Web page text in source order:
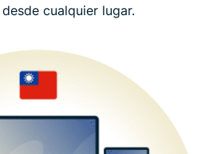
cualquier lugar.